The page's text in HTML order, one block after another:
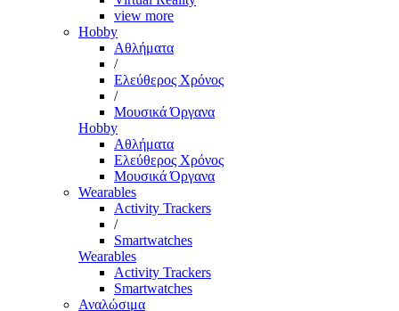
view more
Hobby
Αθλήματα
/
Ελεύθερος Χρόνος
/
Μουσικά Όργανα
Hobby
Αθλήματα
Ελεύθερος Χρόνος
Μουσικά Όργανα
Wearables
Activity Trackers
/
Smartwatches
Wearables
Activity Trackers
Smartwatches
Αναλώσιμα